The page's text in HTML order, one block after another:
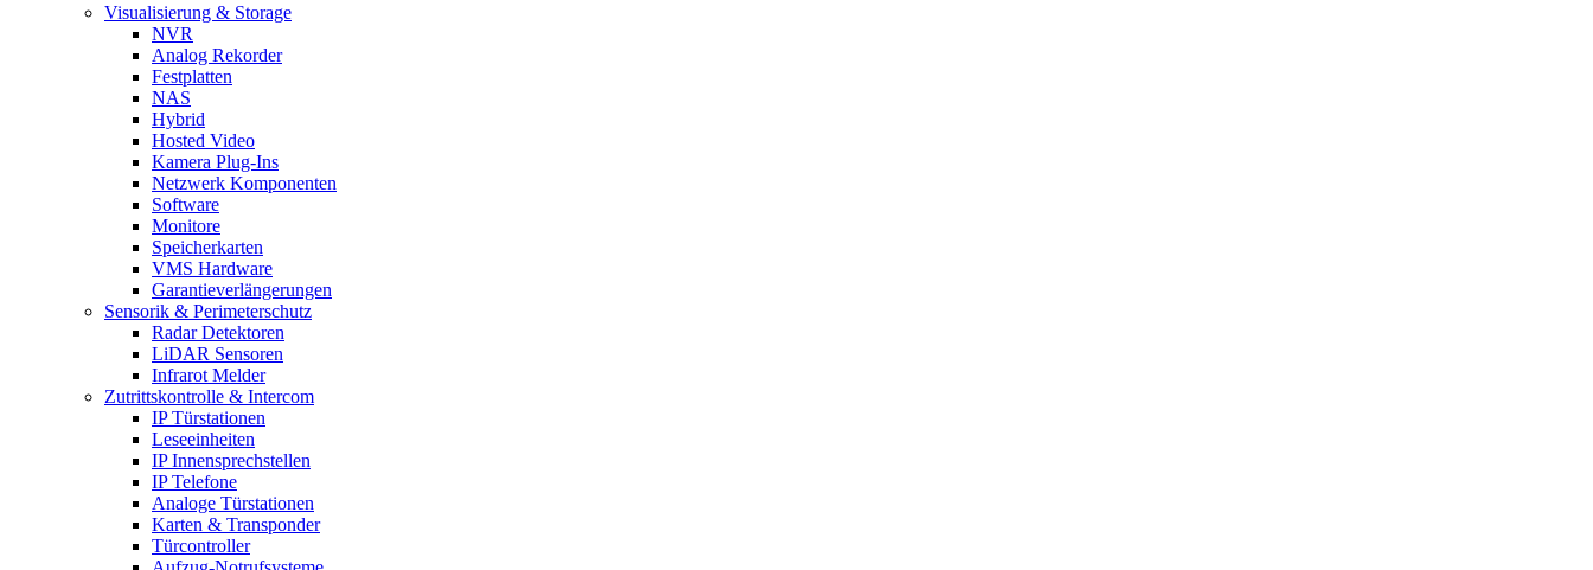
Visualisierung & Storage
NVR
Analog Rekorder
Festplatten
NAS
Hybrid
Hosted Video
Kamera Plug-Ins
Netzwerk Komponenten
Software
Monitore
Speicherkarten
VMS Hardware
Garantieverlängerungen
Sensorik & Perimeterschutz
Radar Detektoren
LiDAR Sensoren
Infrarot Melder
Zutrittskontrolle & Intercom
IP Türstationen
Leseeinheiten
IP Innensprechstellen
IP Telefone
Analoge Türstationen
Karten & Transponder
Türcontroller